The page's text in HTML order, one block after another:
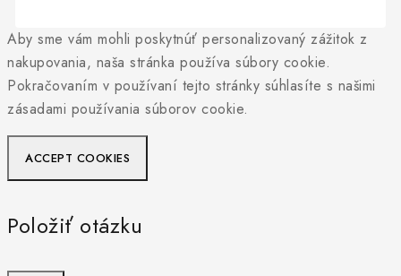
Aby sme vám mohli poskytnúť personalizovaný zážitok z
nakupovania, naša stránka používa súbory cookie.
Pokračovaním v používaní tejto stránky súhlasíte s našimi
zásadami používania súborov cookie.
ACCEPT COOKIES
Položiť otázku